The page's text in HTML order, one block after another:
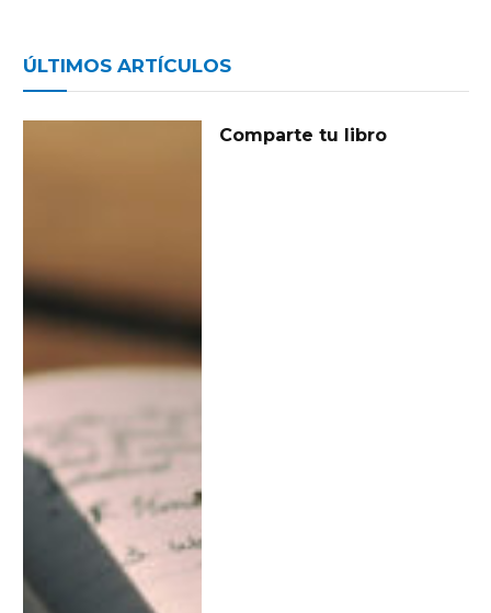
ÚLTIMOS ARTÍCULOS
Comparte tu libro